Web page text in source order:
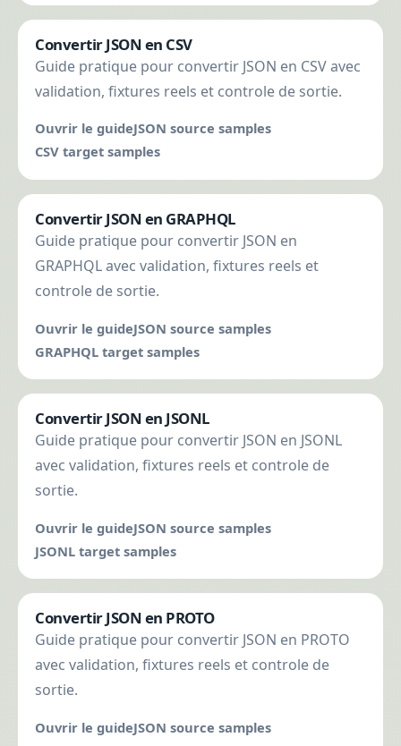
Convertir JSON en CSV
Guide pratique pour convertir JSON en CSV avec
validation, fixtures reels et controle de sortie.
Ouvrir le guideJSON source samples
CSV target samples
Convertir JSON en GRAPHQL
Guide pratique pour convertir JSON en
GRAPHQL avec validation, fixtures reels et
controle de sortie.
Ouvrir le guideJSON source samples
GRAPHQL target samples
Convertir JSON en JSONL
Guide pratique pour convertir JSON en JSONL
avec validation, fixtures reels et controle de
sortie.
Ouvrir le guideJSON source samples
JSONL target samples
Convertir JSON en PROTO
Guide pratique pour convertir JSON en PROTO
avec validation, fixtures reels et controle de
sortie.
Ouvrir le guideJSON source samples